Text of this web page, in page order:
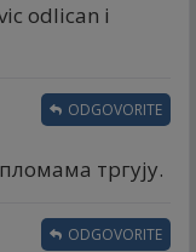
odlican i
тргују.
ODGOVORITE
ODGOVORITE